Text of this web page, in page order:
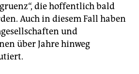
die hoffentlich bald
Auch in diesem Fall haben
und
über Jahre hinweg